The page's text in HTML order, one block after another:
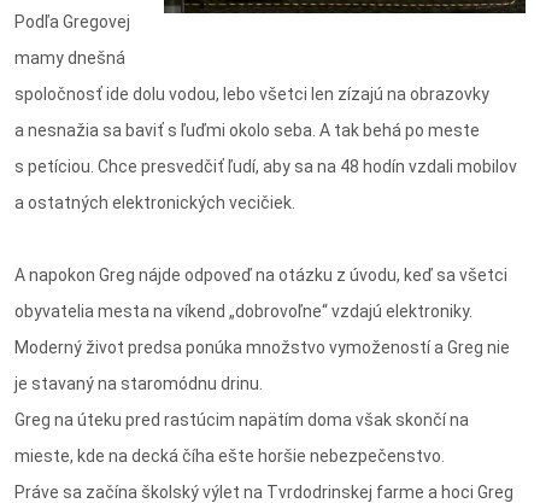
Podľa Gregovej
mamy dnešná
spoločnosť ide dolu vodou, lebo všetci len zízajú na obrazovky
a nesnažia sa baviť s ľuďmi okolo seba. A tak behá po meste
s petíciou. Chce presvedčiť ľudí, aby sa na 48 hodín vzdali mobilov
a ostatných elektronických vecičiek.
A napokon Greg nájde odpoveď na otázku z úvodu, keď sa všetci
obyvatelia mesta na víkend „dobrovoľne“ vzdajú elektroniky.
Moderný život predsa ponúka množstvo vymožeností a Greg nie
je stavaný na staromódnu drinu.
Greg na úteku pred rastúcim napätím doma však skončí na
mieste, kde na decká číha ešte horšie nebezpečenstvo.
Práve sa začína školský výlet na Tvrdodrinskej farme a hoci Greg